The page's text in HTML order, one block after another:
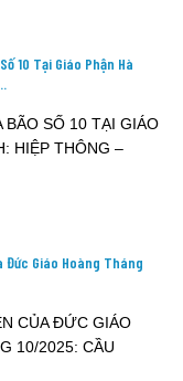
10 Tại Giáo Phận Hà
BÃO SỐ 10 TẠI GIÁO
HIỆP THÔNG –
Đức Giáo Hoàng Tháng
CỦA ĐỨC GIÁO
10/2025: CẦU